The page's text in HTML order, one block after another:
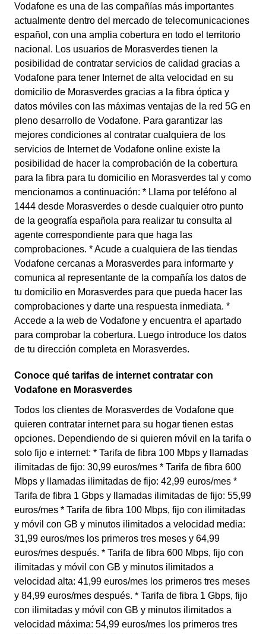
Vodafone es una de las compañías más importantes
actualmente dentro del mercado de telecomunicaciones
español, con una amplia cobertura en todo el territorio
nacional. Los usuarios de Morasverdes tienen la
posibilidad de contratar servicios de calidad gracias a
Vodafone para tener Internet de alta velocidad en su
domicilio de Morasverdes gracias a la fibra óptica y
datos móviles con las máximas ventajas de la red 5G en
pleno desarrollo de Vodafone. Para garantizar las
mejores condiciones al contratar cualquiera de los
servicios de Internet de Vodafone online existe la
posibilidad de hacer la comprobación de la cobertura
para la fibra para tu domicilio en Morasverdes tal y como
mencionamos a continuación: * Llama por teléfono al
1444 desde Morasverdes o desde cualquier otro punto
de la geografía española para realizar tu consulta al
agente correspondiente para que haga las
comprobaciones. * Acude a cualquiera de las tiendas
Vodafone cercanas a Morasverdes para informarte y
comunica al representante de la compañía los datos de
tu domicilio en Morasverdes para que pueda hacer las
comprobaciones y darte una respuesta inmediata. *
Accede a la web de Vodafone y encuentra el apartado
para comprobar la cobertura. Luego introduce los datos
de tu dirección completa en Morasverdes.
Conoce qué tarifas de internet contratar con
Vodafone en Morasverdes
Todos los clientes de Morasverdes de Vodafone que
quieren contratar internet para su hogar tienen estas
opciones. Dependiendo de si quieren móvil en la tarifa o
solo fijo e internet: * Tarifa de fibra 100 Mbps y llamadas
ilimitadas de fijo: 30,99 euros/mes * Tarifa de fibra 600
Mbps y llamadas ilimitadas de fijo: 42,99 euros/mes *
Tarifa de fibra 1 Gbps y llamadas ilimitadas de fijo: 55,99
euros/mes * Tarifa de fibra 100 Mbps, fijo con ilimitadas
y móvil con GB y minutos ilimitados a velocidad media:
31,99 euros/mes los primeros tres meses y 64,99
euros/mes después. * Tarifa de fibra 600 Mbps, fijo con
ilimitadas y móvil con GB y minutos ilimitados a
velocidad alta: 41,99 euros/mes los primeros tres meses
y 84,99 euros/mes después. * Tarifa de fibra 1 Gbps, fijo
con ilimitadas y móvil con GB y minutos ilimitados a
velocidad máxima: 54,99 euros/mes los primeros tres